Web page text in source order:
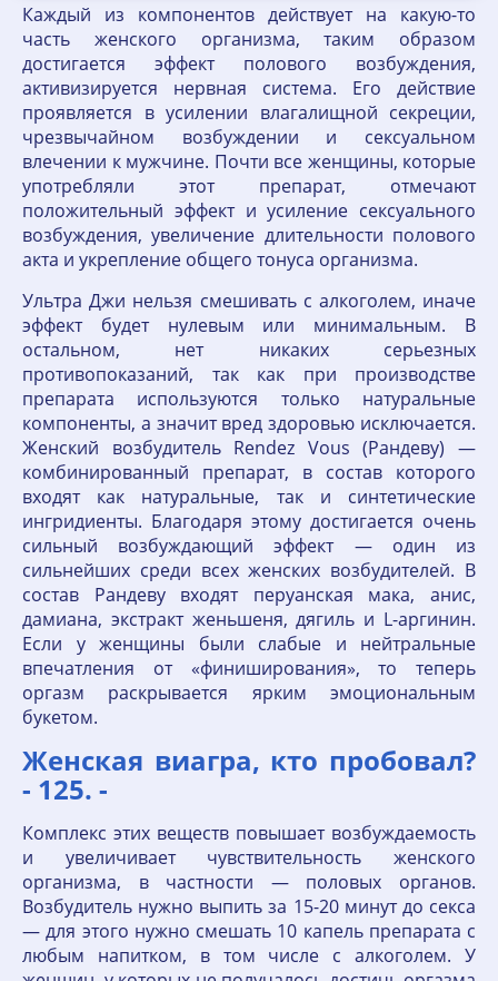
Каждый из компонентов действует на какую-то
часть женского организма, таким образом
достигается эффект полового возбуждения,
активизируется нервная система. Его действие
проявляется в усилении влагалищной секреции,
чрезвычайном возбуждении и сексуальном
влечении к мужчине. Почти все женщины, которые
употребляли этот препарат, отмечают
положительный эффект и усиление сексуального
возбуждения, увеличение длительности полового
акта и укрепление общего тонуса организма.
Ультра Джи нельзя смешивать с алкоголем, иначе
эффект будет нулевым или минимальным. В
остальном, нет никаких серьезных
противопоказаний, так как при производстве
препарата используются только натуральные
компоненты, а значит вред здоровью исключается.
Женский возбудитель Rendez Vous (Рандеву) —
комбинированный препарат, в состав которого
входят как натуральные, так и синтетические
ингридиенты. Благодаря этому достигается очень
сильный возбуждающий эффект — один из
сильнейших среди всех женских возбудителей. В
состав Рандеву входят перуанская мака, анис,
дамиана, экстракт женьшеня, дягиль и L-аргинин.
Если у женщины были слабые и нейтральные
впечатления от «финиширования», то теперь
оргазм раскрывается ярким эмоциональным
букетом.
Женская виагра, кто пробовал?
- 125. -
Комплекс этих веществ повышает возбуждаемость
и увеличивает чувствительность женского
организма, в частности — половых органов.
Возбудитель нужно выпить за 15-20 минут до секса
— для этого нужно смешать 10 капель препарата с
любым напитком, в том числе с алкоголем. У